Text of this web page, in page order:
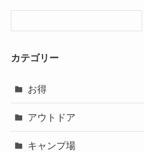
カテゴリー
お得
アウトドア
キャンプ場